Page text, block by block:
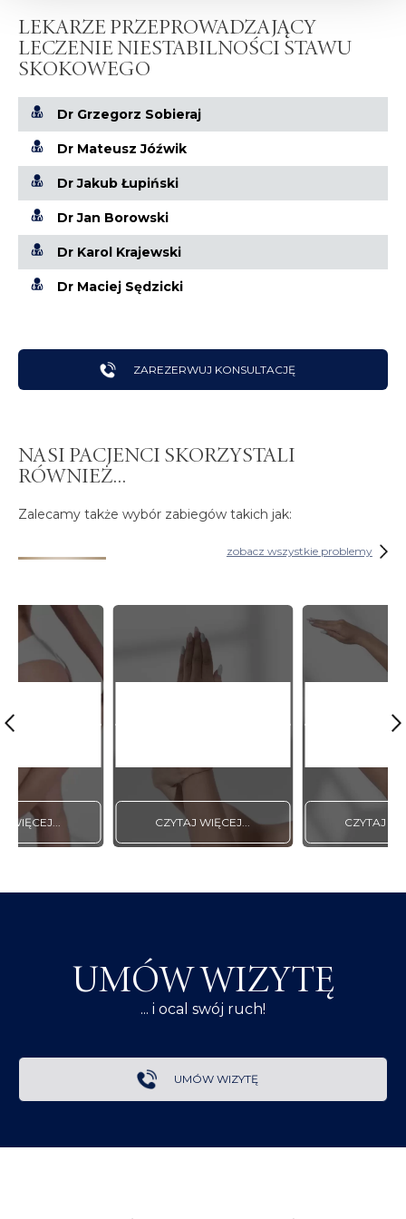
LEKARZE PRZEPROWADZAJĄCY
LECZENIE NIESTABILNOŚCI STAWU
SKOKOWEGO
Dr Grzegorz Sobieraj
Dr Mateusz Jóźwik
Dr Jakub Łupiński
Dr Jan Borowski
Dr Karol Krajewski
Dr Maciej Sędzicki
ZAREZERWUJ KONSULTACJĘ
NASI PACJENCI SKORZYSTALI
RÓWNIEŻ...
Zalecamy także wybór zabiegów takich jak:
zobacz wszystkie problemy
CZYTAJ WIĘCEJ... CZYTAJ
WIĘCEJ...
UMÓW WIZYTĘ
... i ocal swój ruch!
UMÓW WIZYTĘ